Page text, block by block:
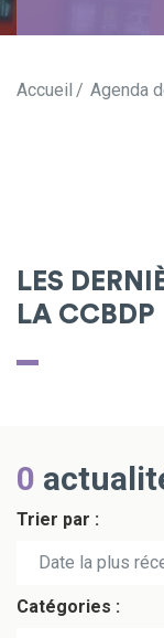
Accueil Agenda
LES
LA CCBDP
0
Trier par :
Date la plus
Date la plus
Catégories :